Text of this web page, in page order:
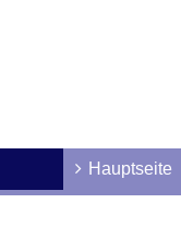
Hauptseite